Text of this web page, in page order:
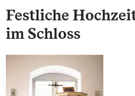
Festliche
im Schloss